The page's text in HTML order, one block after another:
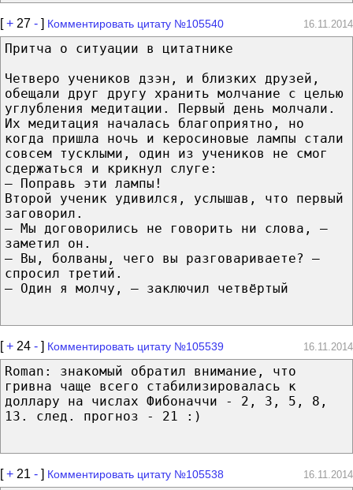
[+ 27 - ] Комментировать цитату №105540 16.11.2014
Притча о ситуации в цитатнике
Четверо учеников дзэн, и близких друзей,
обещали друг другу хранить молчание с целью
углубления медитации. Первый день молчали.
Их медитация началась благоприятно, но
когда пришла ночь и керосиновые лампы стали
совсем тусклыми, один из учеников не смог
сдержаться и крикнул слуге:
— Поправь эти лампы!
Второй ученик удивился, услышав, что первый
заговорил.
— Мы договорились не говорить ни слова, —
заметил он.
— Вы, болваны, чего вы разговариваете? —
спросил третий.
— Один я молчу, — заключил четвёртый
[+ 24 - ] Комментировать цитату №105539 16.11.2014
Roman: знакомый обратил внимание, что
гривна чаще всего стабилизировалась к
доллару на числах Фибоначчи - 2, 3, 5, 8,
13. след. прогноз - 21 :)
[+ 21 - ] Комментировать цитату №105538 16.11.2014